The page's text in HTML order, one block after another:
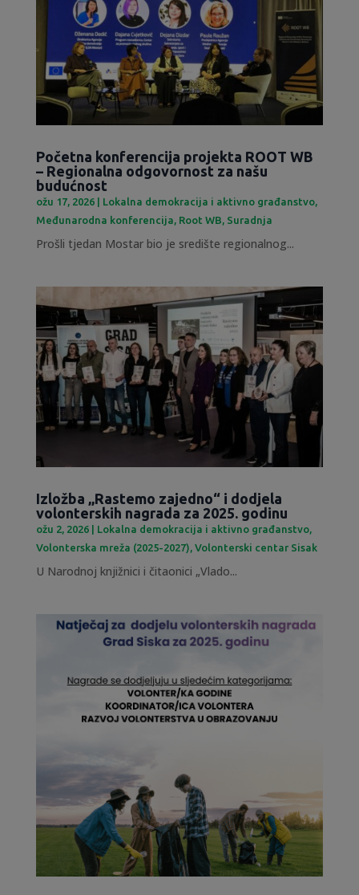
Početna konferencija projekta ROOT WB
– Regionalna odgovornost za našu
budućnost
ožu 17, 2026| Lokalna demokracija i aktivno građanstvo,
Međunarodna konferencija, Root WB, Suradnja
Prošli tjedan Mostar bio je središte regionalnog...
Izložba „Rastemo zajedno“ i dodjela
volonterskih nagrada za 2025. godinu
ožu 2, 2026| Lokalna demokracija i aktivno građanstvo,
Volonterska mreža (2025-2027), Volonterski centar Sisak
U Narodnoj knjižnici i čitaonici „Vlado...